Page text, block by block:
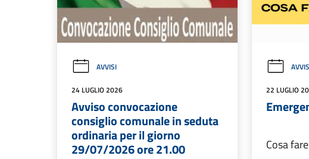
AVVISI
24 LUGLIO 2026
Avviso convocazione
consiglio comunale in seduta
ordinaria per il giorno
29/07/2026 ore 21.00
22 LUGLIO
Cosa